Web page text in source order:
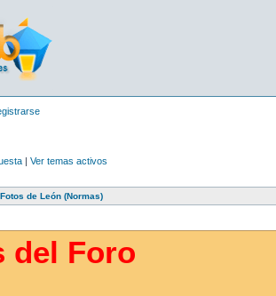
| Ver temas activos
de León (Normas)
del Foro